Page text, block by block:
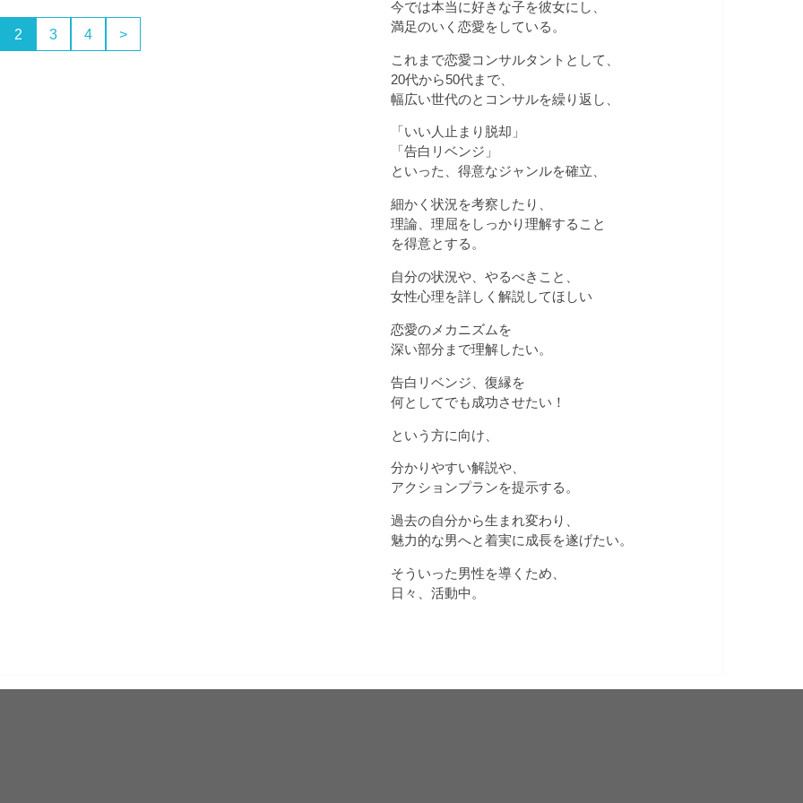
2 3 4 >
今では本当に好きな子を彼女にし、
満足のいく恋愛をしている。
これまで恋愛コンサルタントとして、
20代から50代まで、
幅広い世代のとコンサルを繰り返し、
「いい人止まり脱却」
「告白リベンジ」
といった、得意なジャンルを確立、
細かく状況を考察したり、
理論、理屈をしっかり理解すること
を得意とする。
自分の状況や、やるべきこと、
女性心理を詳しく解説してほしい
恋愛のメカニズムを
深い部分まで理解したい。
告白リベンジ、復縁を
何としてでも成功させたい！
という方に向け、
分かりやすい解説や、
アクションプランを提示する。
過去の自分から生まれ変わり、
魅力的な男へと着実に成長を遂げたい。
そういった男性を導くため、
日々、活動中。